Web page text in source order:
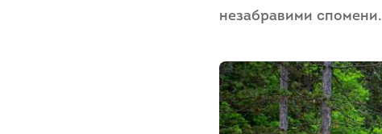
незабравими спомени.